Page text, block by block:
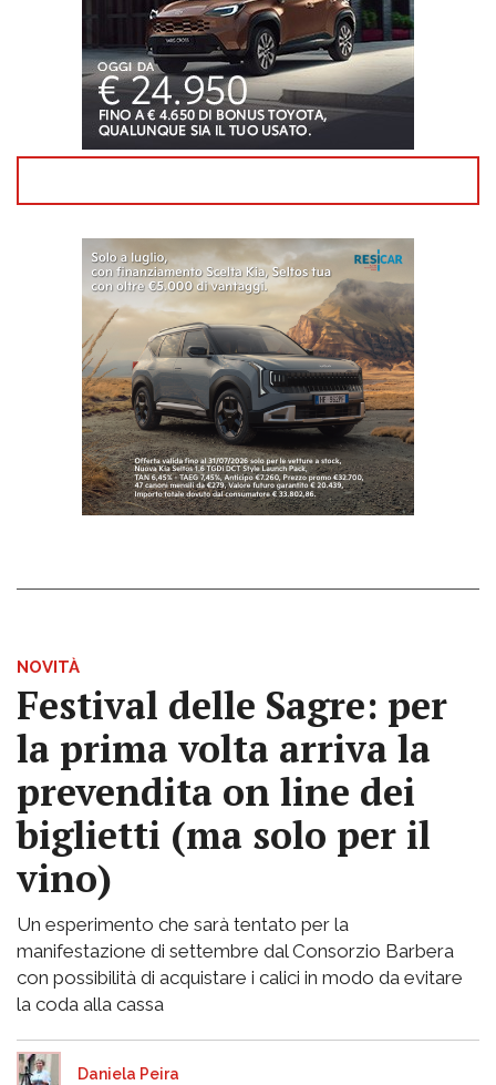
NOVITÀ
Festival delle Sagre: per
la prima volta arriva la
prevendita on line dei
biglietti (ma solo per il
vino)
Un esperimento che sarà tentato per la
manifestazione di settembre dal Consorzio Barbera
con possibilità di acquistare i calici in modo da evitare
la coda alla cassa
Daniela Peira